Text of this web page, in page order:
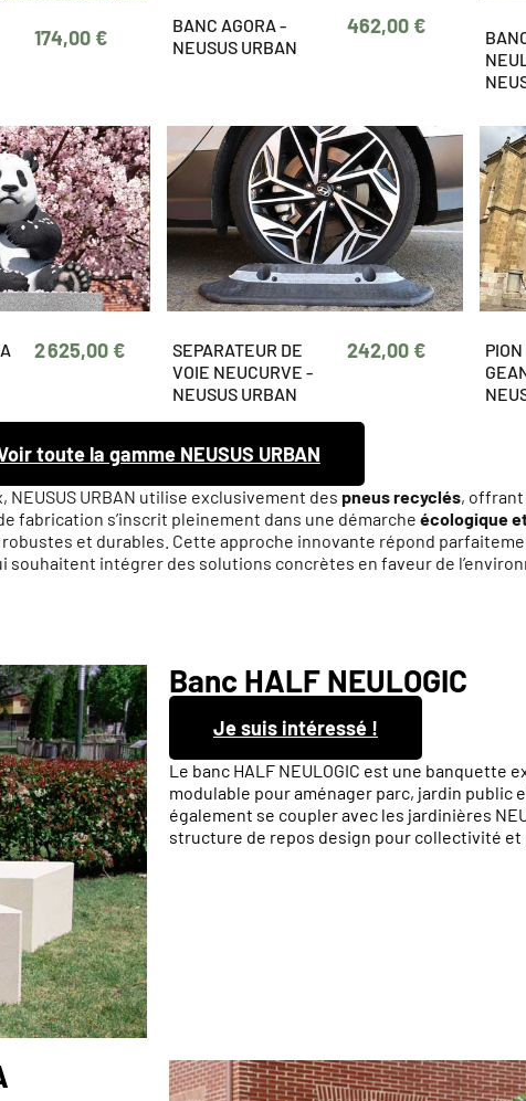
174,00 €
BANC AGORA -
NEUSUS URBAN
462,00 €
2 625,00 €
SEPARATEUR DE
VOIE NEUCURVE -
NEUSUS URBAN
242,00 €
toute la gamme NEUSUS URBAN
URBAN utilise exclusivement des pneus recyclés, offrant
fabrication s’inscrit pleinement dans une démarche écologique
et durables. Cette approche innovante répond
intégrer des solutions concrètes en faveur de
Banc HALF NEULOGIC
Le banc HALF NEULOGIC est une banquette
modulable pour aménager parc, jardin public
également se coupler avec les jardinières
structure de repos design pour collectivité et
Je suis intéressé !